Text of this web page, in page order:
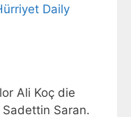
Daily
Ali Koç die
Saran.